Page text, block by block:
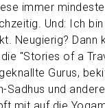
immer
Und: Ich bin
Neugierig? Dann
"Stories of a
Gurus,
Sadhus und andere